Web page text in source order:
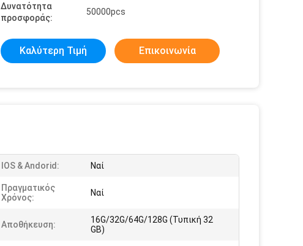
Δυνατότητα
προσφοράς:
50000pcs
Καλύτερη Τιμή Επικοινωνία
IOS & Andorid: Ναί
Πραγματικός
Χρόνος:
Ναί
Αποθήκευση:
16G/32G/64G/128G (Τυπική 32
GB)